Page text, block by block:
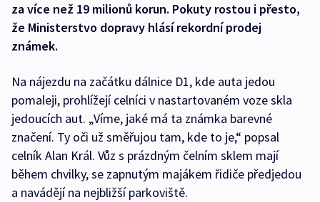
za více než 19 milionů korun. Pokuty rostou i přesto,
že Ministerstvo dopravy hlásí rekordní prodej
známek.
Na nájezdu na začátku dálnice D1, kde auta jedou
pomaleji, prohlížejí celníci v nastartovaném voze skla
jedoucích aut. „Víme, jaké má ta známka barevné
značení. Ty oči už směřujou tam, kde to je,“ popsal
celník Alan Král. Vůz s prázdným čelním sklem mají
během chvilky, se zapnutým majákem řidiče předjedou
a navádějí na nejbližší parkoviště.